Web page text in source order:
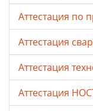
Аттестация по
Аттестация
Аттестация
Аттестация